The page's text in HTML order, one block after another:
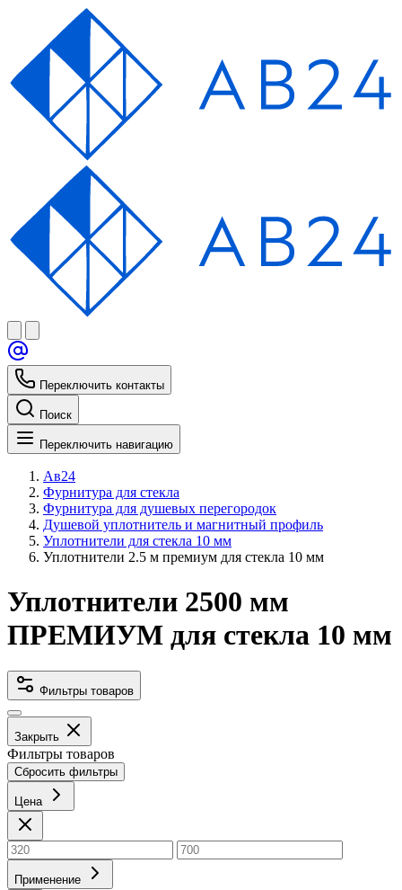
Переключить контакты
Поиск
Переключить навигацию
Ав24
Фурнитура для стекла
Фурнитура для душевых перегородок
Душевой уплотнитель и магнитный профиль
Уплотнители для стекла 10 мм
Уплотнители 2.5 м премиум для стекла 10 мм
Уплотнители 2500 мм
ПРЕМИУМ для стекла 10 мм
Фильтры товаров
Закрыть
Фильтры товаров
Сбросить фильтры
Цена
Применение